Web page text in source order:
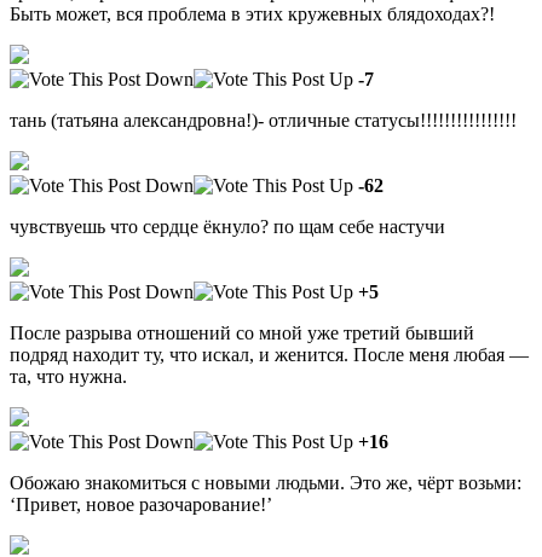
Быть может, вся проблема в этих кружевных блядоходах?!
-7
тань (татьяна александровна!)- отличные статусы!!!!!!!!!!!!!!!!
-62
чувствуешь что сердце ёкнуло? по щам себе настучи
+5
После разрыва отношений со мной уже третий бывший
подряд находит ту, что искал, и женится. После меня любая —
та, что нужна.
+16
Обожаю знакомиться с новыми людьми. Это же, чёрт возьми:
‘Привет, новое разочарование!’